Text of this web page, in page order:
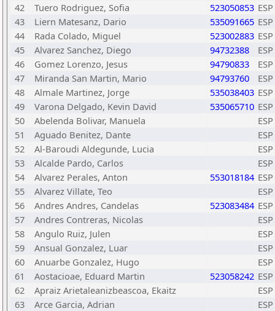
42
Tuero Rodriguez, Sofia 523050853 ESP
43
Liern Matesanz, Dario 535091665 ESP
44
Rada Colado, Miguel 523002883 ESP
45
Alvarez Sanchez, Diego 94732388
ESP
46
Gomez Lorenzo, Jesus 94790833
ESP
47
Miranda San Martin, Mario 94793760
ESP
48
Almale Martinez, Jorge 535038403 ESP
49
Varona Delgado, Kevin David 535065710 ESP
50
Abelenda Bolivar, Manuela
ESP
51
Aguado Benitez, Dante
ESP
52
Al-Baroudi Aldegunde, Lucia
ESP
53
Alcalde Pardo, Carlos
ESP
54
Alvarez Perales, Anton 553018184 ESP
55
Alvarez Villate, Teo
ESP
56
Andres Andres, Candelas 523083484 ESP
57
Andres Contreras, Nicolas
ESP
58
Angulo Ruiz, Julen
ESP
59
Ansual Gonzalez, Luar
ESP
60
Anuarbe Gonzalez, Hugo
ESP
61
Aostacioae, Eduard Martin 523058242 ESP
62
Apraiz Arietaleanizbeascoa, Ekaitz
ESP
63
Arce Garcia, Adrian
ESP